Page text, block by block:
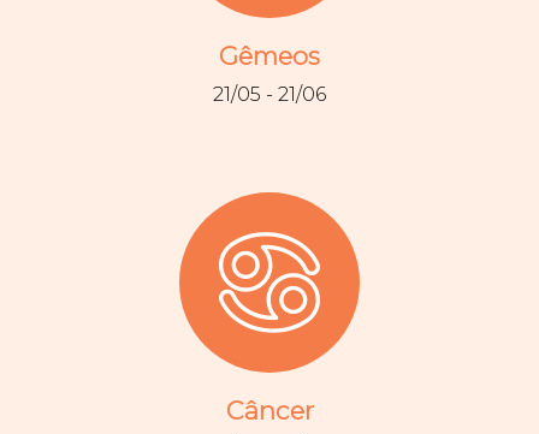
Gêmeos
21/05 - 21/06
Câncer